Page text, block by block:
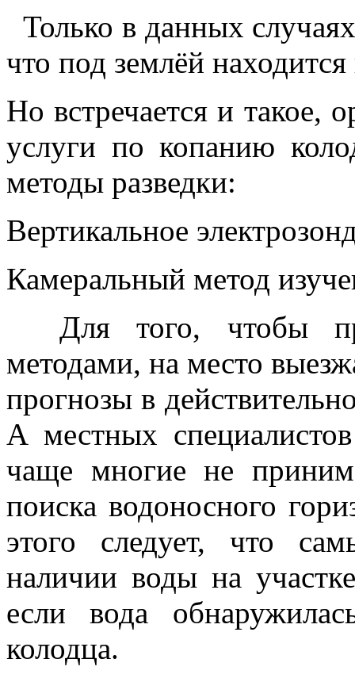
Только в данных
что под землёй
Но встречается и такое,
услуги по копанию
методы разведки:
Вертикальное
Камеральный метод
Для того, чтобы
методами, на место
прогнозы в
А местных
чаще многие не
поиска водоносного
этого следует, что
наличии воды на
если вода
колодца.